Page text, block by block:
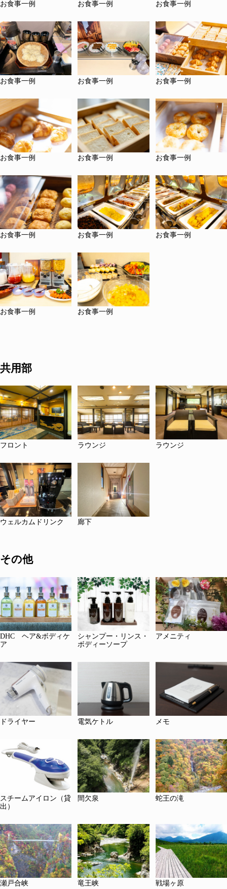
お食事一例 お食事一例 お食事一例
お食事一例 お食事一例 お食事一例
お食事一例 お食事一例 お食事一例
お食事一例 お食事一例 お食事一例
お食事一例 お食事一例
共用部
フロント ラウンジ ラウンジ
ウェルカムドリンク 廊下
その他
DHC ヘア&ボディケ
ア
シャンプー・リンス・
ボディーソープ
アメニティ
ドライヤー 電気ケトル メモ
スチームアイロン（貸
出）
間欠泉 蛇王の滝
瀬戸合峡 竜王峡 戦場ヶ原